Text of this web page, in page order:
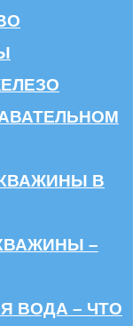
В
–
ВОДА – ЧТО